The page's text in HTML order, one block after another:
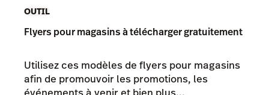
OUTIL
Flyers pour magasins à télécharger gratuitement
Utilisez ces modèles de flyers pour magasins
afin de promouvoir les promotions, les